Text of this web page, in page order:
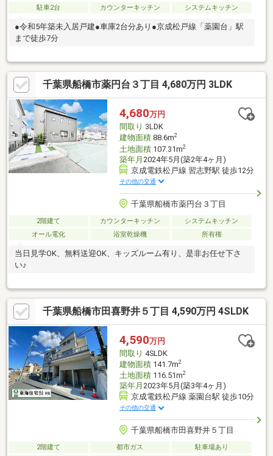
駐車2台
カウンターキッチン システムキッチン
●令和5年築未入居戸建●車庫2台分あり●京成松戸線「薬園台」駅
まで徒歩7分
千葉県船橋市薬円台３丁目 4,680万円 3LDK
4,680万円
間取り 3LDK
建物面積88.6m2
土地面積107.31m2
築年月 2024年5月(築2年4ヶ月)
京成電鉄松戸線 習志野駅 徒歩12分
その他の交通
千葉県船橋市薬円台３丁目
2階建て カウンターキッチン
システムキッチン
オール電化
浴室乾燥機 所有権
当日見学OK、無料送迎OK、キッズルーム有り、是非お任せ下さ
い♪
千葉県船橋市田喜野井５丁目 4,590万円 4SLDK
4,590万円
間取り 4SLDK
建物面積141.7m2
土地面積116.51m2
築年月 2023年5月(築3年4ヶ月)
京成電鉄松戸線 薬園台駅 徒歩10分
その他の交通
千葉県船橋市田喜野井５丁目
2階建て 都市ガス
駐車場あり